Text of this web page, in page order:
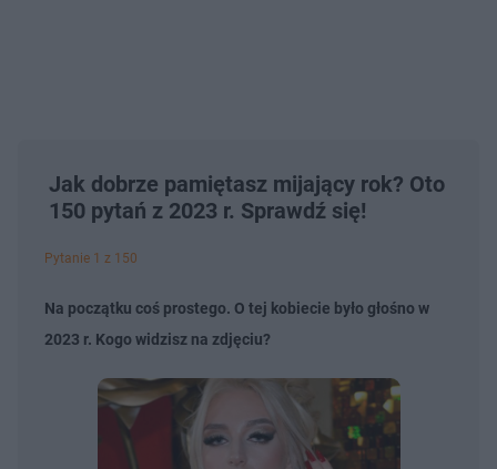
Jak dobrze pamiętasz mijający rok? Oto
150 pytań z 2023 r. Sprawdź się!
Pytanie 1 z 150
Na początku coś prostego. O tej kobiecie było głośno w
2023 r. Kogo widzisz na zdjęciu?